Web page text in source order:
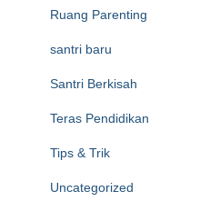
Ruang Parenting
santri baru
Santri Berkisah
Teras Pendidikan
Tips & Trik
Uncategorized